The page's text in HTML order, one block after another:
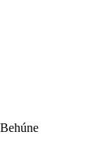
Behúne